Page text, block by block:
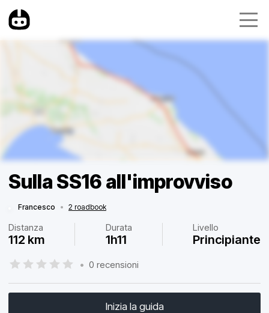
Sulla SS16 all'improvviso
Francesco • 2 roadbook
Distanza
112 km
Durata
1h11
Livello
Principiante
• 0 recensioni
Inizia la guida